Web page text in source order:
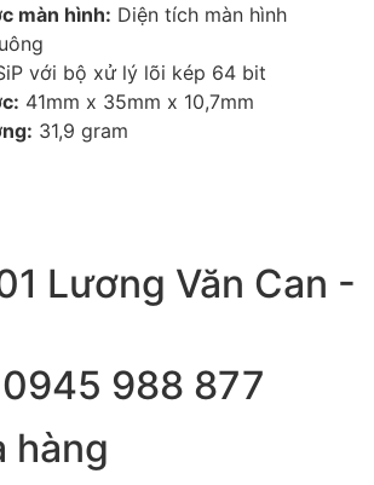
màn hình: Diện tích màn hình
với bộ xử lý lõi kép 64 bit
41mm x 35mm x 10,7mm
31,9 gram
Lương Văn Can -
0945 988 877
hàng